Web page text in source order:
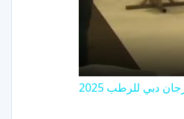
دبي للرطب 2025